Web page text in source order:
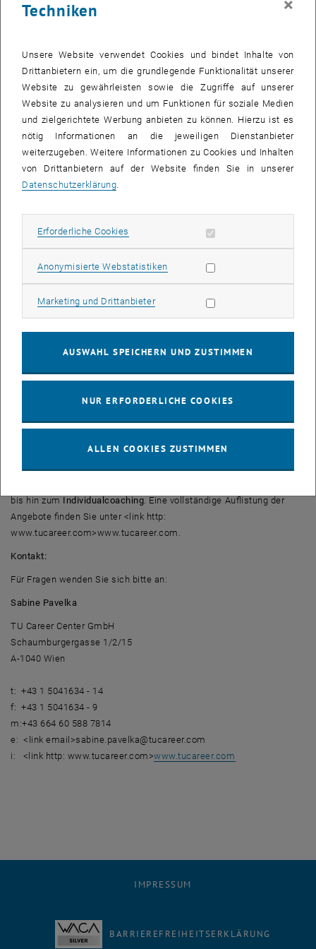
Unternehmen bei der Auswahl Ihrer Mitarbeiter/innen noch
Um die StudentInnen und AbsolventInnen der TU Wien in diesen
Bewerbungssituationen gut unterstützen zu können, bietet das TU
Career Center zweiapply.ING live Workshops in Englischer Sprache
an:
Alles rund um das Bewerbungsgesprächund
Assessmentcenter
Für die Durchführung der Workshops konnten wir Mag. Helga
Ansorge gewinnen. Sie ist Geschäftsführerin von ATi Ansorge
Termine der Workshops in Englischer Sprache:
29.05.09 und 27.05.09: apply.ING live: Alles rund um das
Personalauswahlverfahren: Das Assessmentcenter
Anmeldungunter: <link http:
www.tucareer.com>www.tucareer.com (Menüpunkt: events)
Die StudentInnen und AbsolventInnen werden vom TU Career
Trainings- und Coachingformate kompetent unterstützt. Hier
reicht das Angebot vomWorkshop, der auf die Situation des
bis hin zumIndividualcoaching. Eine vollständige Auflistung der
Angebote finden Sie unter <link http:
www.tucareer.com>www.tucareer.com.
Kontakt:
Für Fragen wenden Sie sich bitte an:
Sabine Pavelka
TU Career Center GmbH
Schaumburgergasse 1/2/15
A-1040 Wien
t: +43 1 5041634 - 14
f: +43 1 5041634 - 9
m:+43 664 60 588 7814
e: <link email>sabine.pavelka@tucareer.com
i: <link http: www.tucareer.com>www.tucareer.com
IMPRESSUM
BARRIEREFREIHEITSERKLÄRUNG
Techniken
×
Unsere Website verwendet Cookies und bindet Inhalte von
Drittanbietern ein, um die grundlegende Funktionalität unserer
Website zu gewährleisten sowie die Zugriffe auf unserer
Website zu analysieren und um Funktionen für soziale Medien
und zielgerichtete Werbung anbieten zu können. Hierzu ist es
nötig Informationen an die jeweiligen Dienstanbieter
weiterzugeben. Weitere Informationen zu Cookies und Inhalten
von Drittanbietern auf der Website finden Sie in unserer
Datenschutzerklärung
Erforderliche Cookies Erforderliche Cookies zulassen
Anonymisierte WebstatistikenStatistik Cookies zulassen
Marketing und DrittanbieterMarketing Cookies zulassen
AUSWAHL SPEICHERN UND ZUSTIMMEN
NUR ERFORDERLICHE COOKIES
ALLEN COOKIES ZUSTIMMEN